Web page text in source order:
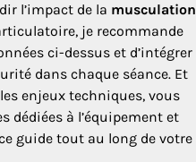
l’impact de la musculation
je recommande
ci-dessus et d’intégrer
dans chaque séance. Et
enjeux techniques, vous
dédiées à l’équipement et
guide tout au long de votre